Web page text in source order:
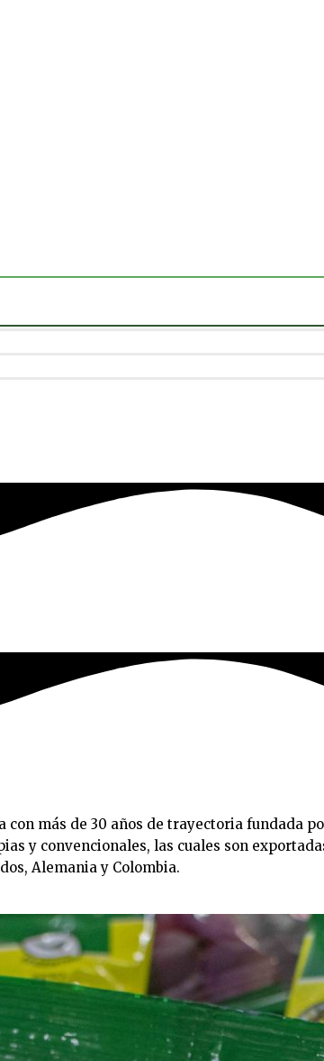
más de 30 años de trayectoria fundada
y convencionales, las cuales son
Alemania y Colombia.